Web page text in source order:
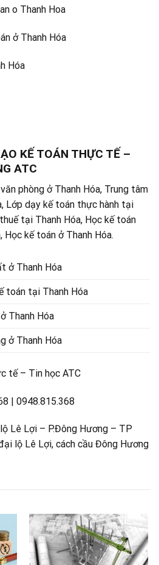
o Thanh Hoa
ở Thanh Hóa
Hóa
KẾ TOÁN THỰC TẾ –
ATC
phòng ở Thanh Hóa, Trung tâm
Lớp dạy kế toán thực hành tại
tại Thanh Hóa, Học kế toán
kế toán ở Thanh Hóa.
ở Thanh Hóa
toán tại Thanh Hóa
Thanh Hóa
ở Thanh Hóa
tế – Tin học ATC
|0948.815.368
Lê Lợi – P.Đông Hương – TP
lộ Lê Lợi, cách cầu Đông Hương